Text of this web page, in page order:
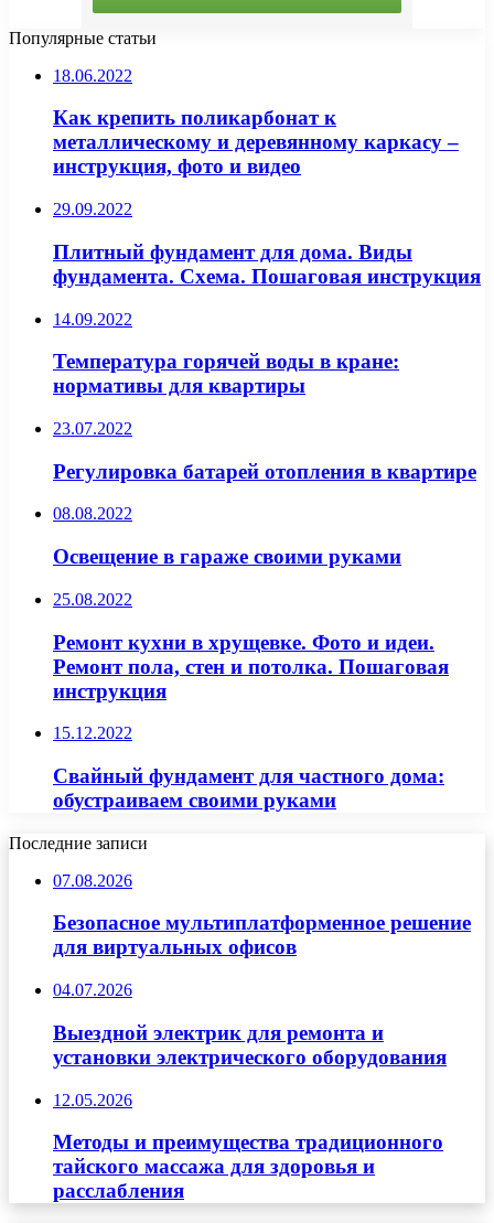
Популярные статьи
18.06.2022
Как крепить поликарбонат к
металлическому и деревянному каркасу –
инструкция, фото и видео
29.09.2022
Плитный фундамент для дома. Виды
фундамента. Схема. Пошаговая инструкция
14.09.2022
Температура горячей воды в кране:
нормативы для квартиры
23.07.2022
Регулировка батарей отопления в квартире
08.08.2022
Освещение в гараже своими руками
25.08.2022
Ремонт кухни в хрущевке. Фото и идеи.
Ремонт пола, стен и потолка. Пошаговая
инструкция
15.12.2022
Свайный фундамент для частного дома:
обустраиваем своими руками
Последние записи
07.08.2026
Безопасное мультиплатформенное решение
для виртуальных офисов
04.07.2026
Выездной электрик для ремонта и
установки электрического оборудования
12.05.2026
Методы и преимущества традиционного
тайского массажа для здоровья и
расслабления